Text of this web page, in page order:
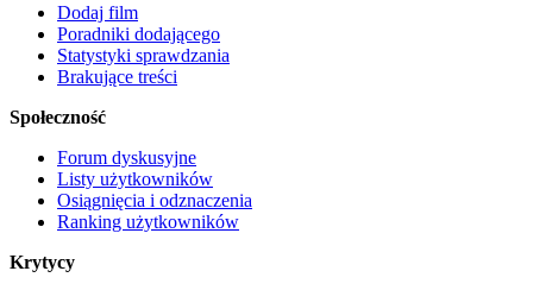
Dodaj film
Poradniki dodającego
Statystyki sprawdzania
Brakujące treści
Społeczność
Forum dyskusyjne
Listy użytkowników
Osiągnięcia i odznaczenia
Ranking użytkowników
Krytycy